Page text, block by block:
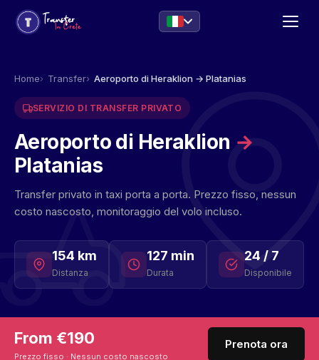
Home Transfer Aeroporto di Heraklion → Platanias
SERVIZIO DI TRANSFER PRIVATO
Aeroporto di Heraklion →
Platanias
Transfer privato in taxi porta a porta. Prezzo fisso, nessun
costo nascosto, monitoraggio del volo incluso.
154 km
Distanza
127 min
Durata
24 / 7
Disponibile
From €190
Prezzo fisso · Nessun costo nascosto
Prenota ora